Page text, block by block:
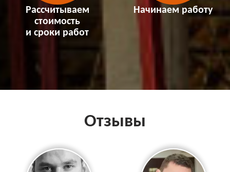
Рассчитываем
стоимость
и сроки работ
Начинаем работу
Отзывы